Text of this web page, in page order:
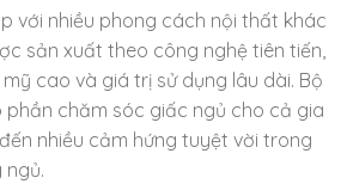
với nhiều phong cách nội thất khác
sản xuất theo công nghệ tiên tiến,
cao và giá trị sử dụng lâu dài. Bộ
chăm sóc giấc ngủ cho cả gia
nhiều cảm hứng tuyệt vời trong